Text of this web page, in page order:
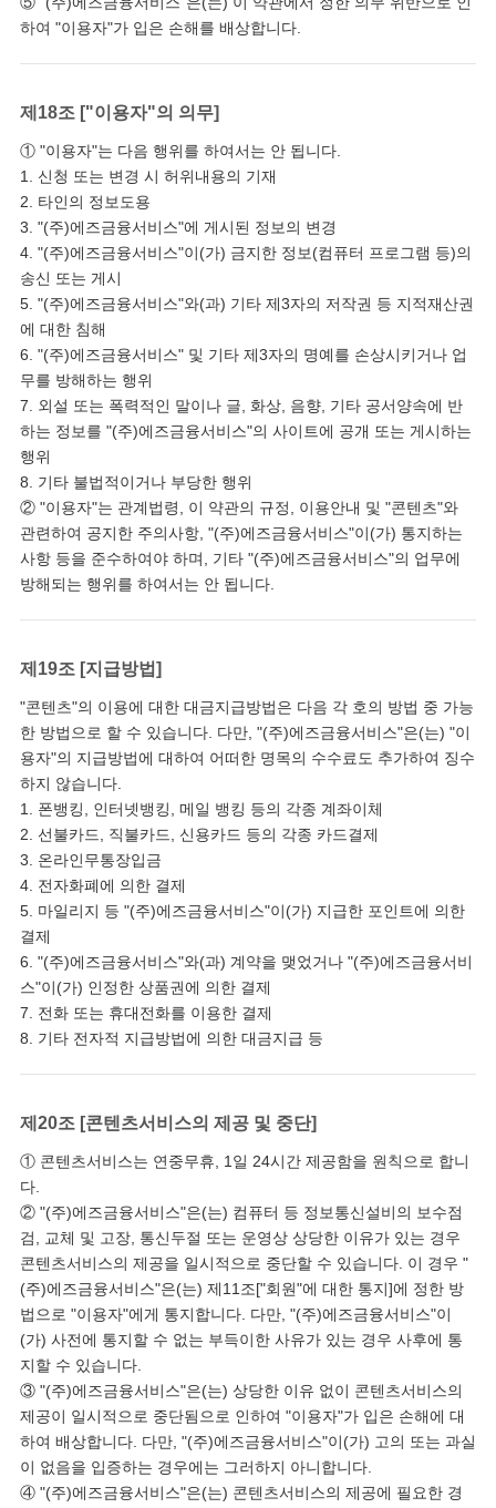
하여 "이용자"가 입은 손해를 배상합니다.
제18조 ["이용자"의 의무]
① "이용자"는 다음 행위를 하여서는 안 됩니다.
1. 신청 또는 변경 시 허위내용의 기재
2. 타인의 정보도용
3. "(주)에즈금융서비스"에 게시된 정보의 변경
4. "(주)에즈금융서비스"이(가) 금지한 정보(컴퓨터 프로그램 등)의
송신 또는 게시
5. "(주)에즈금융서비스"와(과) 기타 제3자의 저작권 등 지적재산권
에 대한 침해
6. "(주)에즈금융서비스" 및 기타 제3자의 명예를 손상시키거나 업
무를 방해하는 행위
7. 외설 또는 폭력적인 말이나 글, 화상, 음향, 기타 공서양속에 반
하는 정보를 "(주)에즈금융서비스"의 사이트에 공개 또는 게시하는
행위
8. 기타 불법적이거나 부당한 행위
② "이용자"는 관계법령, 이 약관의 규정, 이용안내 및 "콘텐츠"와
관련하여 공지한 주의사항, "(주)에즈금융서비스"이(가) 통지하는
사항 등을 준수하여야 하며, 기타 "(주)에즈금융서비스"의 업무에
방해되는 행위를 하여서는 안 됩니다.
제19조 [지급방법]
"콘텐츠"의 이용에 대한 대금지급방법은 다음 각 호의 방법 중 가능
한 방법으로 할 수 있습니다. 다만, "(주)에즈금융서비스"은(는) "이
용자"의 지급방법에 대하여 어떠한 명목의 수수료도 추가하여 징수
하지 않습니다.
1. 폰뱅킹, 인터넷뱅킹, 메일 뱅킹 등의 각종 계좌이체
2. 선불카드, 직불카드, 신용카드 등의 각종 카드결제
3. 온라인무통장입금
4. 전자화폐에 의한 결제
5. 마일리지 등 "(주)에즈금융서비스"이(가) 지급한 포인트에 의한
결제
6. "(주)에즈금융서비스"와(과) 계약을 맺었거나 "(주)에즈금융서비
스"이(가) 인정한 상품권에 의한 결제
7. 전화 또는 휴대전화를 이용한 결제
8. 기타 전자적 지급방법에 의한 대금지급 등
제20조 [콘텐츠서비스의 제공 및 중단]
① 콘텐츠서비스는 연중무휴, 1일 24시간 제공함을 원칙으로 합니
다.
② "(주)에즈금융서비스"은(는) 컴퓨터 등 정보통신설비의 보수점
검, 교체 및 고장, 통신두절 또는 운영상 상당한 이유가 있는 경우
콘텐츠서비스의 제공을 일시적으로 중단할 수 있습니다. 이 경우 "
(주)에즈금융서비스"은(는) 제11조["회원"에 대한 통지]에 정한 방
법으로 "이용자"에게 통지합니다. 다만, "(주)에즈금융서비스"이
(가) 사전에 통지할 수 없는 부득이한 사유가 있는 경우 사후에 통
지할 수 있습니다.
③ "(주)에즈금융서비스"은(는) 상당한 이유 없이 콘텐츠서비스의
제공이 일시적으로 중단됨으로 인하여 "이용자"가 입은 손해에 대
하여 배상합니다. 다만, "(주)에즈금융서비스"이(가) 고의 또는 과실
이 없음을 입증하는 경우에는 그러하지 아니합니다.
④ "(주)에즈금융서비스"은(는) 콘텐츠서비스의 제공에 필요한 경